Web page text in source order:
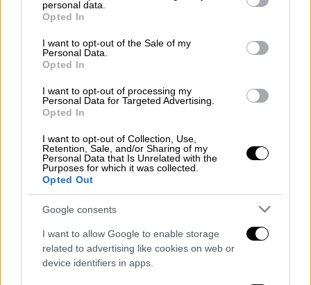
grant or deny consent to Google and its third-party tags to
use your data for below specified purposes in below Google
consent section.
personal data.
Opted In
I want to opt-out of the Sale of my
Personal Data.
Opted In
I want to opt-out of processing my
Personal Data for Targeted Advertising.
Opted In
I want to opt-out of Collection, Use,
Retention, Sale, and/or Sharing of my
Personal Data that Is Unrelated with the
Purposes for which it was collected.
Opted Out
Google consents
I want to allow Google to enable storage
related to advertising like cookies on web or
device identifiers in apps.
Αστυνομία πατίνια
video